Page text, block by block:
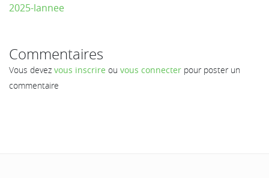
2025-lannee
Commentaires
Vous devez vous inscrire ou vous connecter pour poster un
commentaire